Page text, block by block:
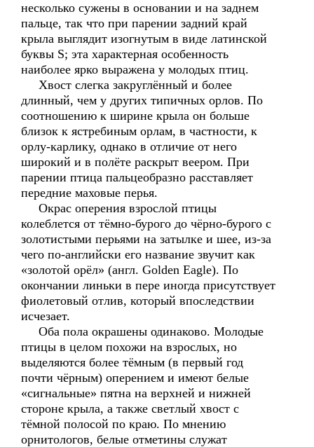
несколько сужены в основании и на заднем
пальце, так что при парении задний край
крыла выглядит изогнутым в виде латинской
буквы S; эта характерная особенность
наиболее ярко выражена у молодых птиц.
Хвост слегка закруглённый и более
длинный, чем у других типичных орлов. По
соотношению к ширине крыла он больше
близок к ястребиным орлам, в частности, к
орлу-карлику, однако в отличие от него
широкий и в полёте раскрыт веером. При
парении птица пальцеобразно расставляет
передние маховые перья.
Окрас оперения взрослой птицы
колеблется от тёмно-бурого до чёрно-бурого с
золотистыми перьями на затылке и шее, из-за
чего по-английски его название звучит как
«золотой орёл» (англ. Golden Eagle). По
окончании линьки в пере иногда присутствует
фиолетовый отлив, который впоследствии
исчезает.
Оба пола окрашены одинаково. Молодые
птицы в целом похожи на взрослых, но
выделяются более тёмным (в первый год
почти чёрным) оперением и имеют белые
«сигнальные» пятна на верхней и нижней
стороне крыла, а также светлый хвост с
тёмной полосой по краю. По мнению
орнитологов, белые отметины служат